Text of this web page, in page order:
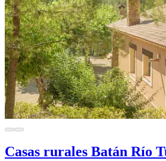
Casas rurales Batán Río